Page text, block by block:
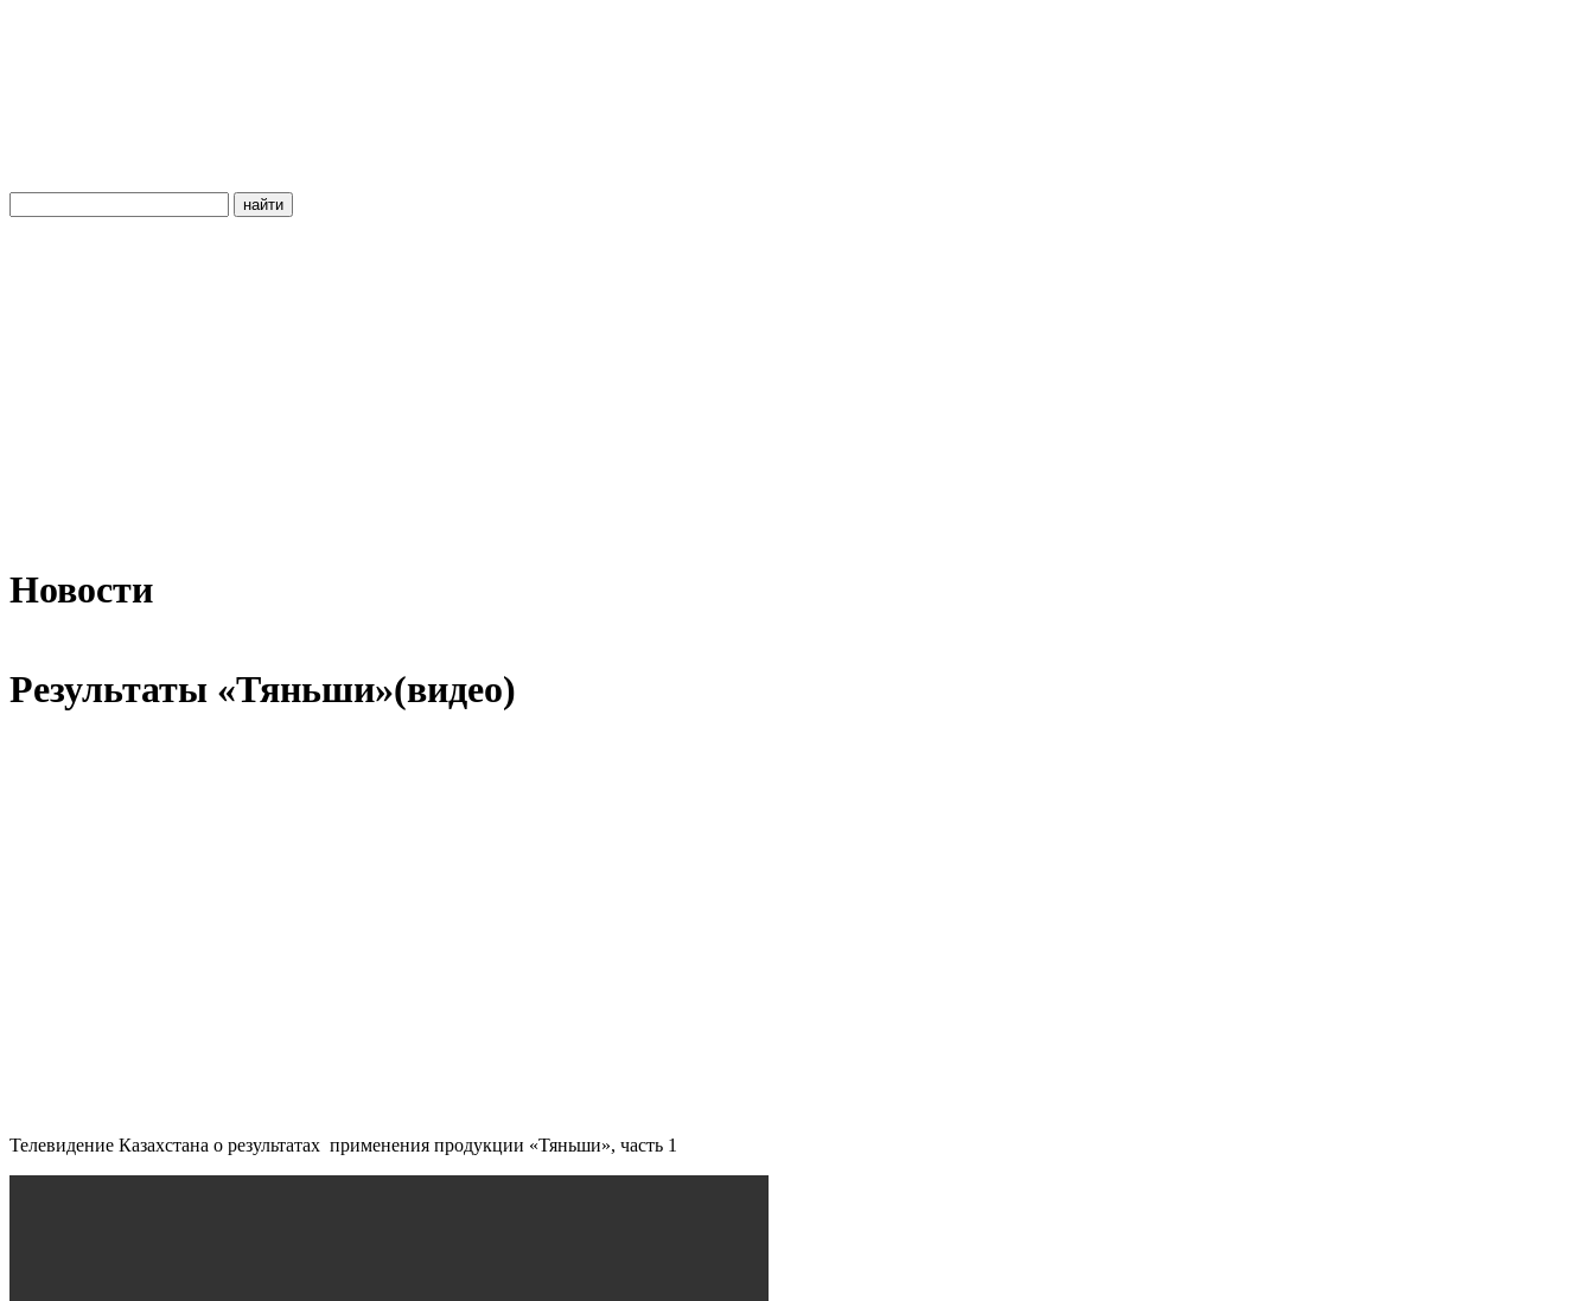
Новости
Результаты «Тяньши»(видео)
Телевидение Казахстана о результатах применения продукции «Тяньши», часть 1